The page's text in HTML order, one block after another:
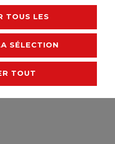
TOUS LES
SÉLECTION
TOUT